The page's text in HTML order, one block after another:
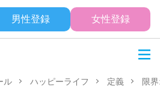
男性登録 女性登録
ル ハッピーライフ 定義 限